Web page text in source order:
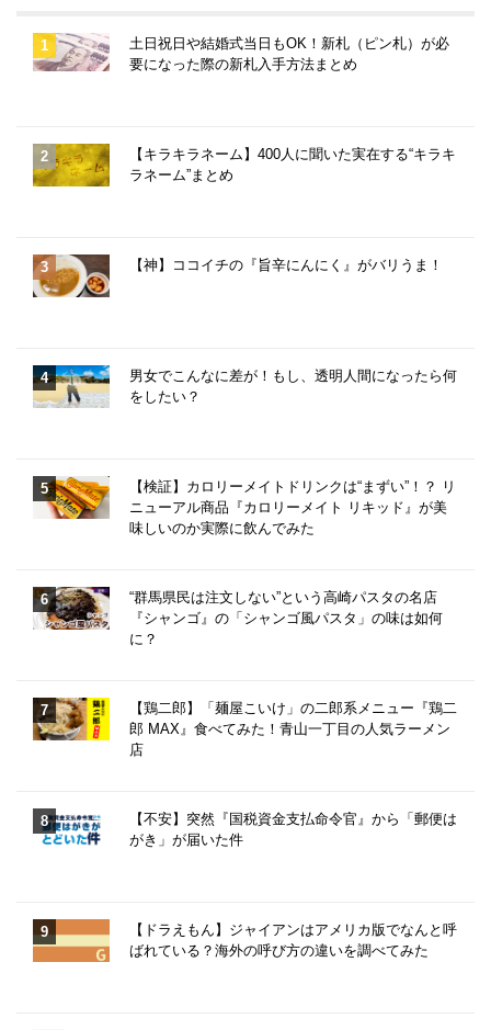
土日祝日や結婚式当日もOK！新札（ピン札）が必
要になった際の新札入手方法まとめ
【キラキラネーム】400人に聞いた実在する“キラキ
ラネーム”まとめ
【神】ココイチの『旨辛にんにく』がバリうま！
男女でこんなに差が！もし、透明人間になったら何
をしたい？
【検証】カロリーメイトドリンクは“まずい”！？ リ
ニューアル商品『カロリーメイト リキッド』が美
味しいのか実際に飲んでみた
“群馬県民は注文しない”という高崎パスタの名店
『シャンゴ』の「シャンゴ風パスタ」の味は如何
に？
【鶏二郎】「麺屋こいけ」の二郎系メニュー『鶏二
郎 MAX』食べてみた！青山一丁目の人気ラーメン
店
【不安】突然『国税資金支払命令官』から「郵便は
がき」が届いた件
【ドラえもん】ジャイアンはアメリカ版でなんと呼
ばれている？海外の呼び方の違いを調べてみた